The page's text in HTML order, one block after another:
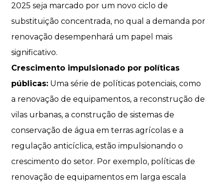
2025 seja marcado por um novo ciclo de
substituição concentrada, no qual a demanda por
renovação desempenhará um papel mais
significativo.
Crescimento impulsionado por políticas
públicas:Uma série de políticas potenciais, como
a renovação de equipamentos, a reconstrução de
vilas urbanas, a construção de sistemas de
conservação de água em terras agrícolas e a
regulação anticíclica, estão impulsionando o
crescimento do setor. Por exemplo, políticas de
renovação de equipamentos em larga escala